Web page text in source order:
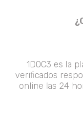
1DOC3 es la
verificados
online las 24